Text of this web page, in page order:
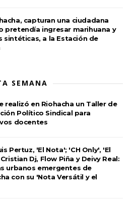
capturan una ciudadana
pretendía ingresar marihuana y
sintéticas, a la Estación de
SEMANA
realizó en Riohacha un Taller de
Político Sindical para
docentes
Pertuz, 'El Nota'; 'CH Only', 'El
Dj, Flow Piña y Deivy Real:
urbanos emergentes de
con su 'Nota Versátil y el